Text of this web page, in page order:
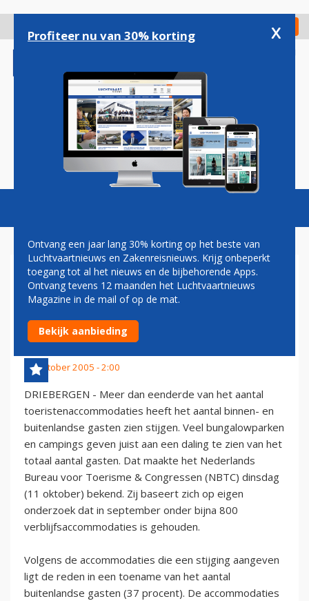
gaan
Check in
Magazine Podcasts Vacatures
HOTELS ZIEN TOENAME
AANTAL BUITENLANDSE
GASTEN
12 oktober 2005 - 2:00
DRIEBERGEN - Meer dan eenderde van het aantal
toeristenaccommodaties heeft het aantal binnen- en
buitenlandse gasten zien stijgen. Veel bungalowparken
en campings geven juist aan een daling te zien van het
totaal aantal gasten. Dat maakte het Nederlands
Bureau voor Toerisme & Congressen (NBTC) dinsdag
(11 oktober) bekend. Zij baseert zich op eigen
onderzoek dat in september onder bijna 800
verblijfsaccommodaties is gehouden.
Volgens de accommodaties die een stijging aangeven
ligt de reden in een toename van het aantal
buitenlandse gasten (37 procent). De accommodaties
Profiteer nu van 30% korting x
Ontvang een jaar lang 30% korting op het beste van
Luchtvaartnieuws en Zakenreisnieuws. Krijg onbeperkt
toegang tot al het nieuws en de bijbehorende Apps.
Ontvang tevens 12 maanden het Luchtvaartnieuws
Magazine in de mail of op de mat.
Bekijk aanbieding